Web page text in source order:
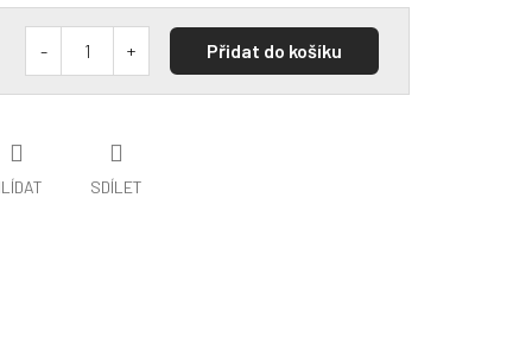
SDÍLET
Přidat do košíku